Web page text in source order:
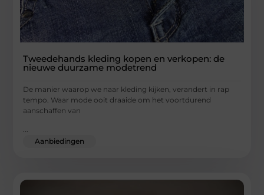
Tweedehands kleding kopen en verkopen: de
nieuwe duurzame modetrend
De manier waarop we naar kleding kijken, verandert in rap
tempo. Waar mode ooit draaide om het voortdurend
aanschaffen van
...
Aanbiedingen